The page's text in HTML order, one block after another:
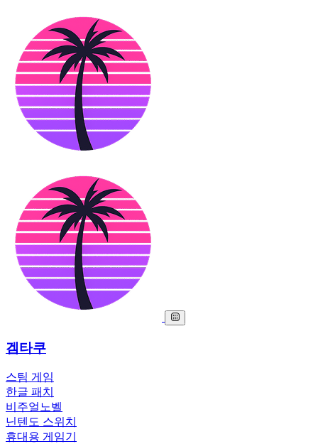
겜타쿠
스팀 게임
한글 패치
비주얼노벨
닌텐도 스위치
휴대용 게임기